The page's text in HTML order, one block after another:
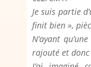
Je suis partie
finit bien »,
N’ayant
rajouté et